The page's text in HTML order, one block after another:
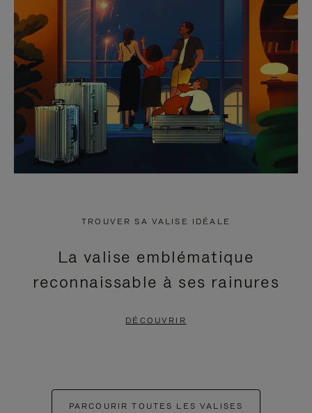
TROUVER SA VALISE IDÉALE
La valise emblématique
reconnaissable à ses rainures
DÉCOUVRIR
PARCOURIR TOUTES LES VALISES